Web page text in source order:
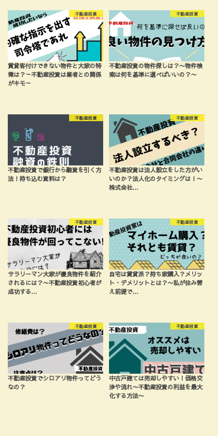
不動産投資
賃貸客付けできない物件と大家の特
徴は？～不動産投資は業者との関係
がキモ～
不動産投資
不動産投資の物件探しは？〜物件検
索は何を基準に選べばいいの？〜
不動産投資
不動産投資で銀行から融資を引く方
法！持ち込む資料は？
不動産投資
不動産投資は法人設立をした方がい
いのか？法人化のタイミングは！〜
株式会社…
不動産投資
サラリーマン大家が優良物件を紹介
されるには？〜不動産投資初心者が
成功する…
不動産投資
自宅は賃貸派？持ち家購入？メリッ
ト・デメリットとは？〜私が住み替
え前提で…
不動産投資
不動産投資でシロアリ物件ってどう
なの？
不動産投資
中古戸建ては売却しやすい！価格交
渉や流れ〜不動産投資の利益を最大
化する方法〜